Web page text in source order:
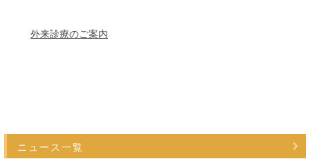
外来診療のご案内
ニュース一覧